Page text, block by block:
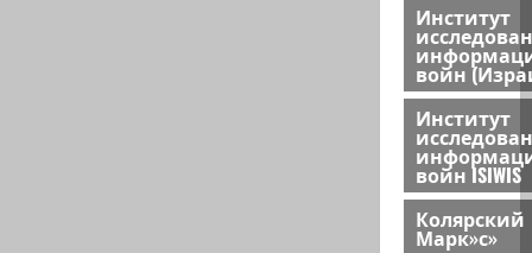
Институт
войн
Институт
войн ISIWIS
Колярский
Марк»с»